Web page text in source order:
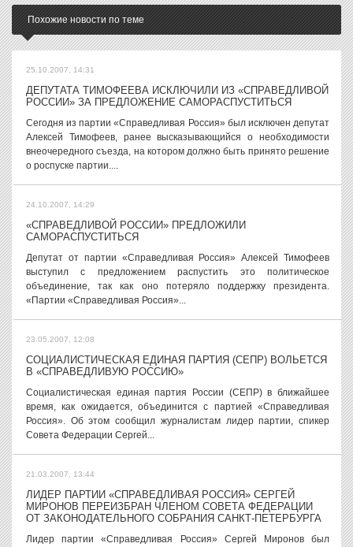
Похожие новости по теме
25.10.2007, 14:31
ДЕПУТАТА ТИМОФЕЕВА ИСКЛЮЧИЛИ ИЗ «СПРАВЕДЛИВОЙ
РОССИИ» ЗА ПРЕДЛОЖЕНИЕ САМОРАСПУСТИТЬСЯ
Сегодня из партии «Справедливая Россия» был исключен депутат
Алексей Тимофеев, ранее высказывающийся о необходимости
внеочередного съезда, на котором должно быть принято решение
о роспуске партии....
24.10.2007, 14:29
«СПРАВЕДЛИВОЙ РОССИИ» ПРЕДЛОЖИЛИ
САМОРАСПУСТИТЬСЯ
Депутат от партии «Справедливая Россия» Алексей Тимофеев
выступил с предложением распустить это политическое
объединение, так как оно потеряло поддержку президента.
«Партии «Справедливая Россия»...
23.05.2007, 12:08
СОЦИАЛИСТИЧЕСКАЯ ЕДИНАЯ ПАРТИЯ (СЕПР) ВОЛЬЕТСЯ
В «СПРАВЕДЛИВУЮ РОССИЮ»
Социалистическая единая партия России (СЕПР) в ближайшее
время, как ожидается, объединится с партией «Справедливая
Россия». Об этом сообщил журналистам лидер партии, спикер
Совета Федерации Сергей...
21.03.2007, 13:44
ЛИДЕР ПАРТИИ «СПРАВЕДЛИВАЯ РОССИЯ» СЕРГЕЙ
МИРОНОВ ПЕРЕИЗБРАН ЧЛЕНОМ СОВЕТА ФЕДЕРАЦИИ
ОТ ЗАКОНОДАТЕЛЬНОГО СОБРАНИЯ САНКТ-ПЕТЕРБУРГА
Лидер партии «Справедливая Россия» Сергей Миронов был